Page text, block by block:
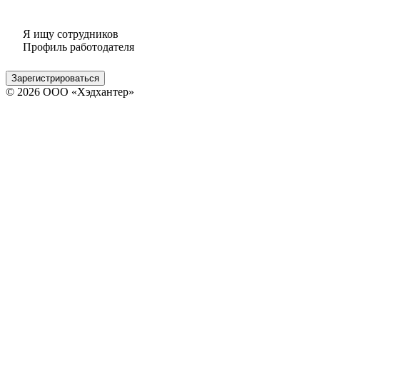
Я ищу сотрудников
Профиль работодателя
Зарегистрироваться
© 2026 ООО «Хэдхантер»